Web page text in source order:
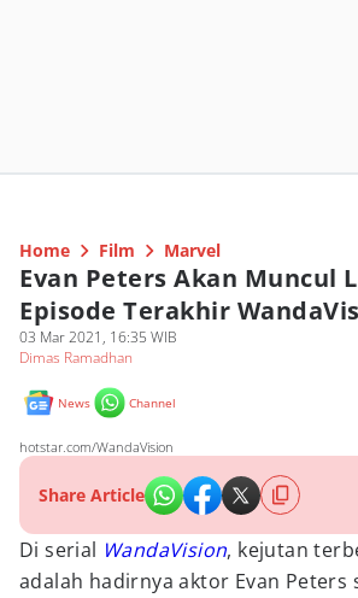
Home Film Marvel
Evan Peters Akan Muncul
Episode Terakhir
03 Mar 2021, 16:35 WIB
Dimas Ramadhan
News Channel
hotstar.com/WandaVision
Share Article
Di serial WandaVision, kejutan
adalah hadirnya aktor Evan Peters